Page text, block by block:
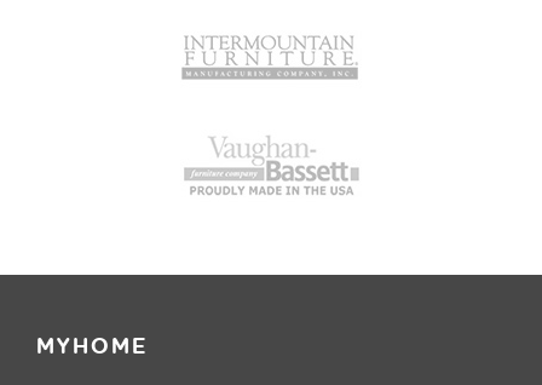
MYHOME